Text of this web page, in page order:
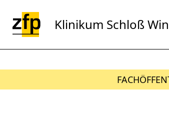
Klinikum Schloß